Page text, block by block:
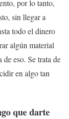
por lo tanto,
sin llegar a
todo el dinero
algún material
eso. Se trata de
en algo tan
que darte